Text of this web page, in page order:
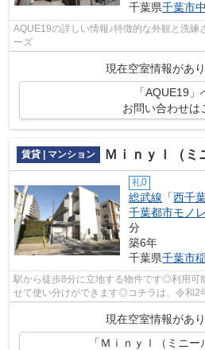
千葉県千葉市
AQUE19の詳しい情報♪特徴的な外観と洗練
ーズ
現在空室情報があり
「AQUE19」
お問い合わせは
賃貸 | マンション Ｍｉｎｙｌ（ミ
礼0
総武線 「西千
千葉都市モノ
分
築6年
千葉県千葉市
駅から徒歩8分に立地する物件です◎利用可
せて使い分けができます◎コチラは、令和2
となります◎毎日時間がないという方に、...
現在空室情報があり
「Ｍｉｎｙｌ（ミニ